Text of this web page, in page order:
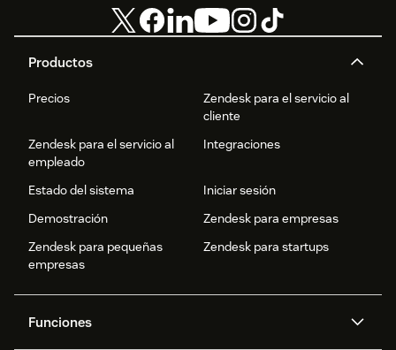
Productos
Precios
Zendesk para el servicio al
cliente
Zendesk para el servicio al
empleado
Integraciones
Estado del sistema
Iniciar sesión
Demostración
Zendesk para empresas
Zendesk para pequeñas
empresas
Zendesk para startups
Funciones